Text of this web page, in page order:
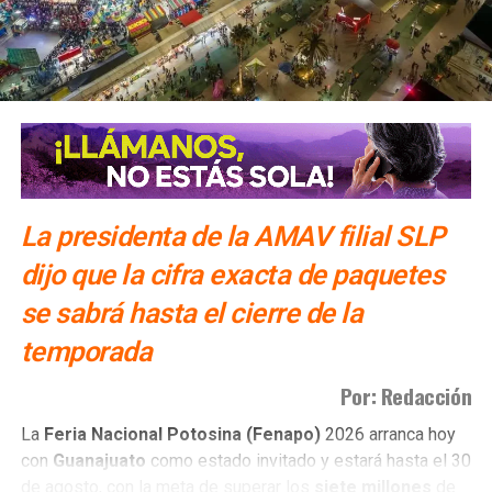
La presidenta de la AMAV filial SLP
dijo que la cifra exacta de paquetes
se sabrá hasta el cierre de la
temporada
Por: Redacción
La Feria Nacional Potosina (Fenapo)2026 arranca hoy
con Guanajuato como estado invitado y estará hasta el 30